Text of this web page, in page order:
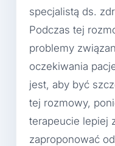
specjalistą ds.
Podczas tej
problemy
oczekiwania
jest, aby być
tej rozmowy,
terapeucie lepiej
zaproponować